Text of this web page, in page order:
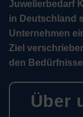
Juwelierbedarf
in Deutschland
Unternehmen
Ziel
den
Über